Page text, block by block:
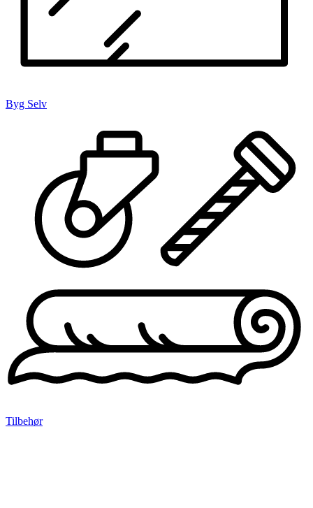
Byg Selv
Tilbehør